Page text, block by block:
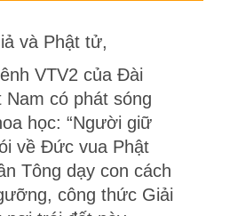
và Phật tử,
VTV2 của Đài
có phát sóng
học: “Người giữ
về Đức vua Phật
Tông dạy con cách
công thức Giải